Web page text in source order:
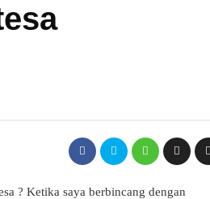
? Ketika saya berbincang dengan